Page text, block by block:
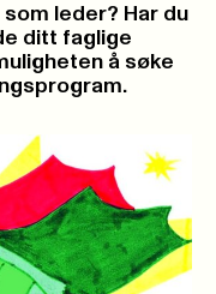
leder? Har du
ditt faglige
å søke